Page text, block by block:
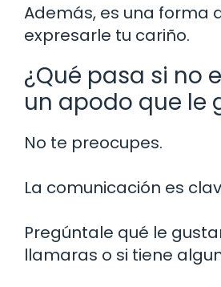
Además, es una forma
expresarle tu cariño.
¿Qué pasa si no
un apodo que le
No te preocupes.
La comunicación es
Pregúntale qué le
llamaras o si tiene